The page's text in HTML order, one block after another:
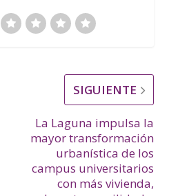
SIGUIENTE
La Laguna impulsa la
mayor transformación
urbanística de los
campus universitarios
con más vivienda,